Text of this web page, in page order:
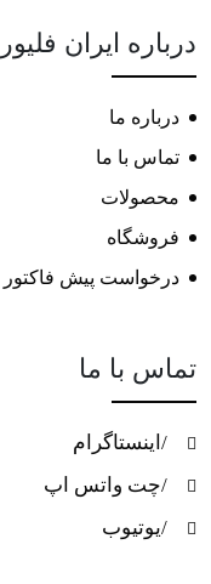
درباره ایران فلیور
درباره ما
تماس با ما
محصولات
فروشگاه
درخواست پیش فاکتور
تماس با ما
/اینستاگرام
/چت واتس اپ
/یوتیوب